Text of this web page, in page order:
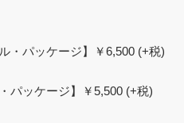
・パッケージ】￥6,500 (+税)
パッケージ】￥5,500 (+税)